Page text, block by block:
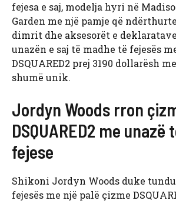
fejesa e saj, modelja hyri në
Garden me një pamje që
dimrit dhe aksesorët e
unazën e saj të madhe të fejesës
DSQUARED2 prej 3190 dollarësh
shumë unik.
Jordyn Woods rron
DSQUARED2 me unazë
fejese
Shikoni Jordyn Woods duke
fejesës me një palë çizme